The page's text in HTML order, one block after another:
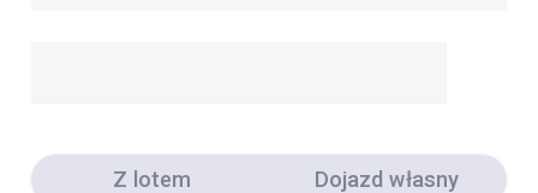
Z lotem Dojazd własny